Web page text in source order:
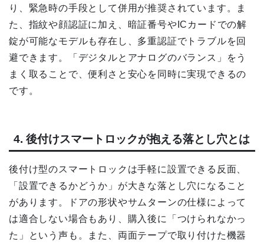
り、緊急時の手段として併用が推奨されています。ま
た、指紋や顔認証に加え、暗証番号やICカードでの解
錠が可能なモデルも存在し、多重認証でトラブルを回
避できます。「デジタルとアナログのバランス」をう
まく取ることで、便利さと安心を同時に実現できるの
です。
4. 後付けスマートロックが抱える落とし穴とは
後付け型のスマートロックは手軽に設置できる反面、
「設置できるかどうか」が大きな落とし穴になること
があります。ドアの形状やサムターンの仕様によって
は適合しない場合もあり、購入後に「つけられなかっ
た」という声も。また、両面テープで取り付けた機器